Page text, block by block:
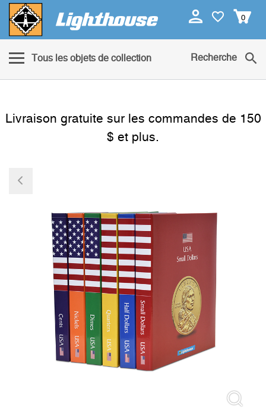
0
Tous les objets de collection Recherche
Livraison gratuite sur les commandes de 150
$ et plus.